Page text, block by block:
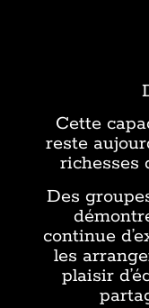
Cette
reste
richesses
Des
continue
les
plaisir